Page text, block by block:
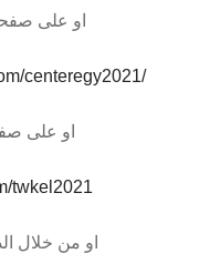
او على
centeregy2021/
او على
twkel2021
او من خلال